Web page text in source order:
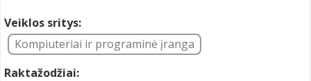
Veiklos sritys:
Kompiuteriai ir programinė įranga
Raktažodžiai: